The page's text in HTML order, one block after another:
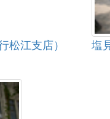
松江支店） 塩